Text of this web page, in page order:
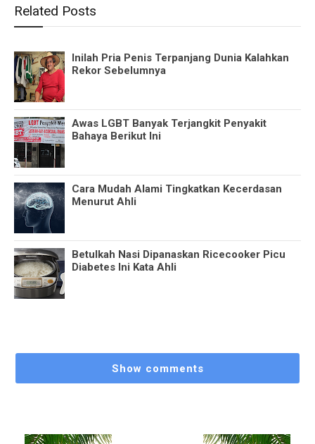
Related Posts
Inilah Pria Penis Terpanjang Dunia Kalahkan
Rekor Sebelumnya
Awas LGBT Banyak Terjangkit Penyakit
Bahaya Berikut Ini
Cara Mudah Alami Tingkatkan Kecerdasan
Menurut Ahli
Betulkah Nasi Dipanaskan Ricecooker Picu
Diabetes Ini Kata Ahli
Show comments